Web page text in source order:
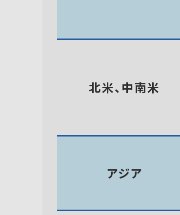
北米、中南米
アジア